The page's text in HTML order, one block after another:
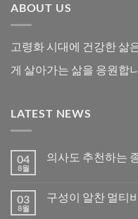
ABOUT US
고령화 시대에 건강한 삶
게 살아가는 삶을 응원합
LATEST NEWS
04
8월
의사도 추천하는
03
8월
구성이 알찬 멀티